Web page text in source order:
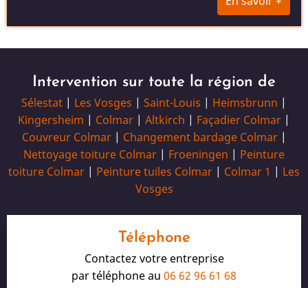
Intervention sur toute la région de
Sélestat | Les Vosges | Saint-Louis | Heimsbrunn |
Kingersheim | Colmar | Altkirch | Façadier Colmar |
Couvreur Colmar| Changement bardage Colmar|
Nettoyage toiture Colmar | Froeningen | Peinture
toiture Colmar | Peinture tuiles Colmar | Colmar 1 | Les
Vosges
Téléphone
Contactez votre entreprise
par téléphone au 06 62 96 61 68